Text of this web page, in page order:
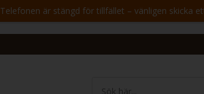
Telefonen är stängd för tillfället – vänligen skicka